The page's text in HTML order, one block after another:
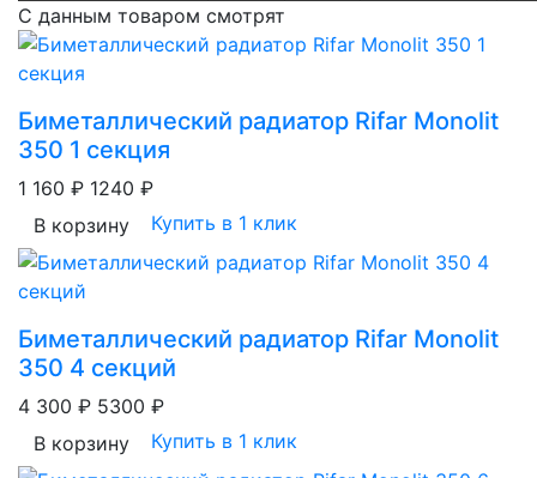
С данным товаром смотрят
Биметаллический радиатор Rifar Monolit
350 1 секция
1 160 ₽ 1240 ₽
В корзину
Купить в 1 клик
Биметаллический радиатор Rifar Monolit
350 4 секций
4 300 ₽ 5300 ₽
В корзину
Купить в 1 клик